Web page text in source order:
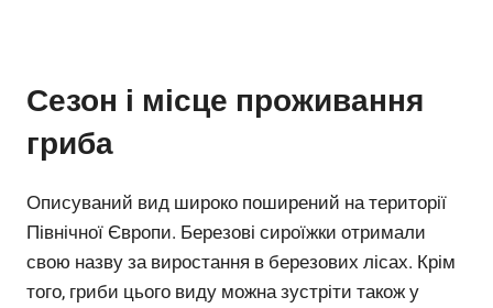
Сезон і місце проживання
гриба
Описуваний вид широко поширений на території
Північної Європи. Березові сироїжки отримали
свою назву за виростання в березових лісах. Крім
того, гриби цього виду можна зустріти також у